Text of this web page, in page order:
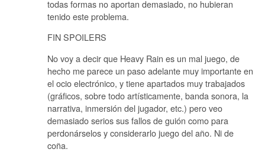
todas formas no aportan demasiado, no hubieran
tenido este problema.
FIN SPOILERS
No voy a decir que Heavy Rain es un mal juego, de
hecho me parece un paso adelante muy importante en
el ocio electrónico, y tiene apartados muy trabajados
(gráficos, sobre todo artísticamente, banda sonora, la
narrativa, inmersión del jugador, etc.) pero veo
demasiado serios sus fallos de guión como para
perdonárselos y considerarlo juego del año. Ni de
coña.